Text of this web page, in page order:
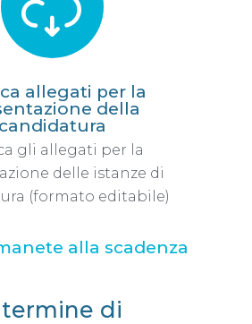
allegati per la
della
candidatura
gli allegati per la
delle istanze di
(formato editabile)
alla scadenza
termine di